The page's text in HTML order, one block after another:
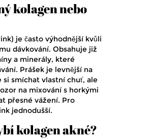
kolagen nebo
je často výhodnější kvůli
dávkování. Obsahuje již
a minerály, které
Prášek je levnější na
si smíchat vlastní chuť, ale
na mixování s horkými
přesné vážení. Pro
jednodušší.
kolagen akné?